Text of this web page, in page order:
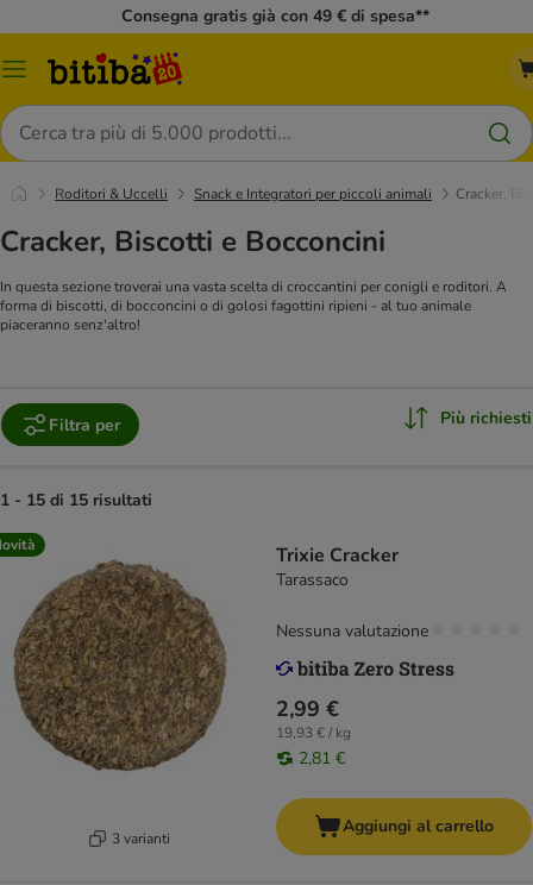
Consegna gratis già con 49 € di spesa**
Overview
Cerca
Roditori & Uccelli Snack e Integratori per piccoli animali Cracker,
Cracker, Biscotti e Bocconcini
In questa sezione troverai una vasta scelta di croccantini per conigli e roditori. A
forma di biscotti, di bocconcini o di golosi fagottini ripieni - al tuo animale
piaceranno senz'altro!
Filtra per Più richiesti
1 - 15 di 15 risultati
3 varianti
Trixie Cracker
Tarassaco
2,99 €
19,93 € / kg
2,81 €
Nessuna valutazione
Aggiungi al carrello